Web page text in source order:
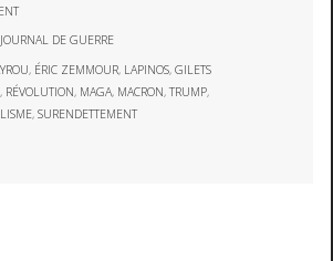
DE GUERRE
, ÉRIC ZEMMOUR, LAPINOS,GILETS
, RÉVOLUTION, MAGA, MACRON,TRUMP,
,SURENDETTEMENT